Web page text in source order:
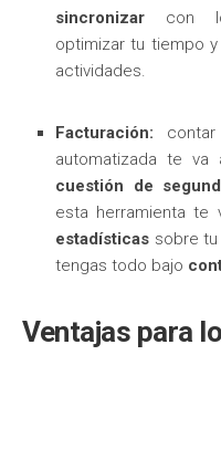
sincronizar con
optimizar tu tiempo
actividades.
Facturación:
automatizada te va
cuestión de
esta herramienta te
estadísticas sobre
tengas todo bajo
Ventajas para